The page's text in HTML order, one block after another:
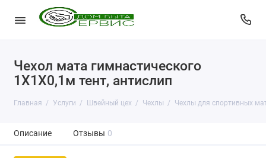
Чехол мата гимнастического
1Х1Х0,1м тент, антислип
Главная Услуги Швейный цех Чехлы Чехлы для спортивных
Описание Отзывы 0